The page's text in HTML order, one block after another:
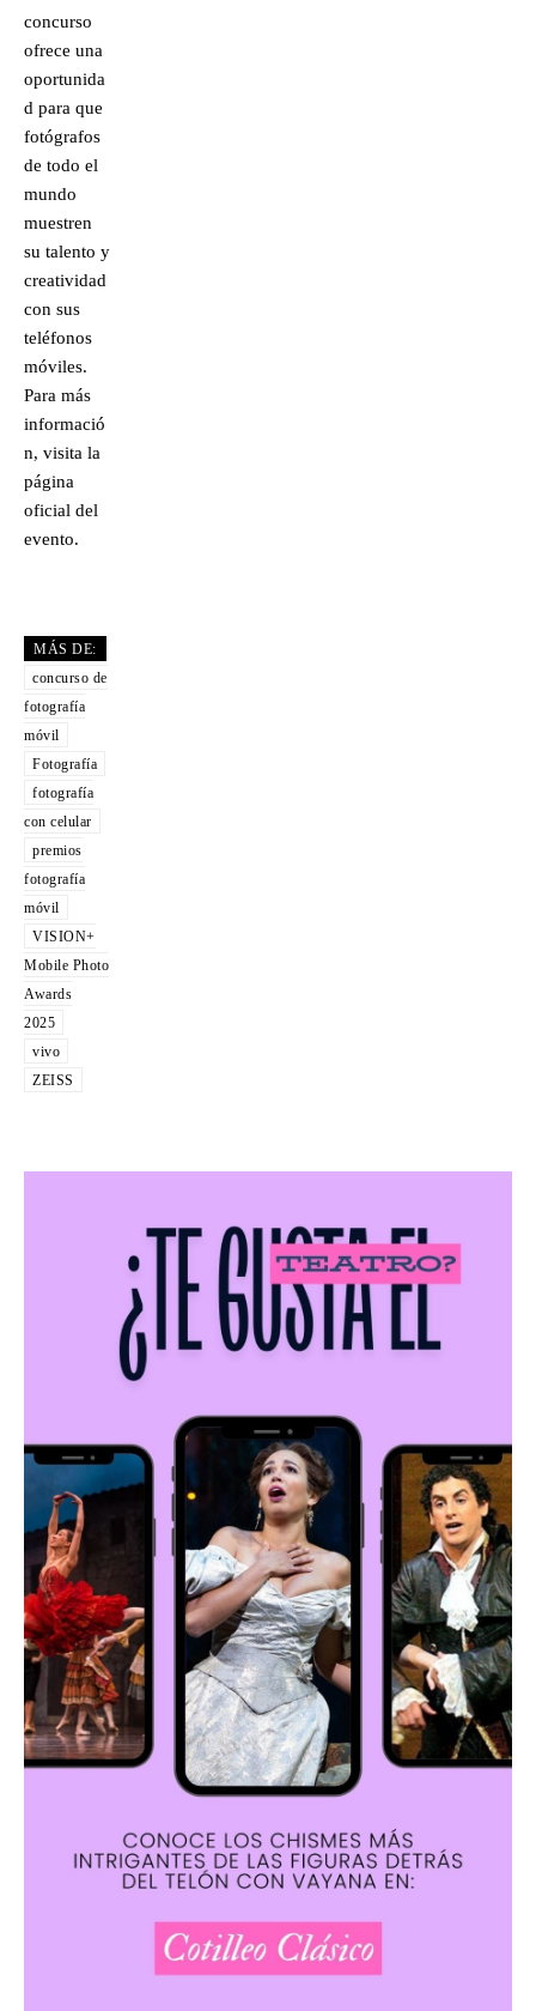
concurso
ofrece una
oportunida
d para que
fotógrafos
de todo el
mundo
muestren
su talento y
creatividad
con sus
teléfonos
móviles.
Para más
informació
n, visita la
página
oficial del
evento.
MÁS DE:
concurso de
fotografía
móvil
Fotografía
fotografía
con celular
premios
fotografía
móvil
VISION+
Mobile Photo
Awards
2025
vivo
ZEISS